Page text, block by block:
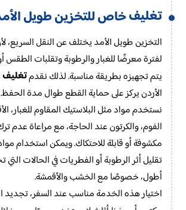
تغليفخاص للتخزين طويل
التخزين طويل الأمد يختلف عن النقل السريع،
لفترة معرضًا للغبار والرطوبة وتقلبات الطقس
يتم تجهيزه بطريقة مناسبة. لذلك نقدمتغليف
الأردن يركز على حماية القطع طوال مدة الحفظ.
نستخدم مواد مثل البلاستيك المقاوم للغبار،
الفوم، والكرتون عند الحاجة، مع مراعاة عدم
مكشوفة أو قابلة للاحتكاك. ويمكن استخدام
تقليل أثر الرطوبة أو الفطريات في الحالات التي
أطول، خصوصًا مع الخشب والأقمشة.
اختيار هذه الخدمة مناسب عند السفر، تجديد